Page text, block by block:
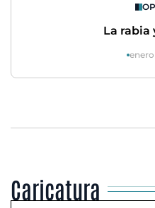
La rabia
enero
Caricatura